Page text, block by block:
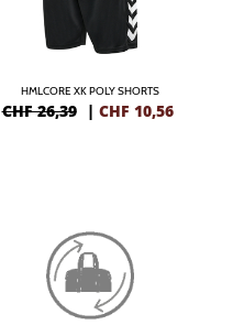
HMLCORE XK POLY SHORTS
CHF 26,39 | CHF 10,56